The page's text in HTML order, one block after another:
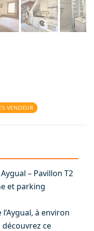
VENDEUR
– Pavillon T2
et parking
à environ
ce